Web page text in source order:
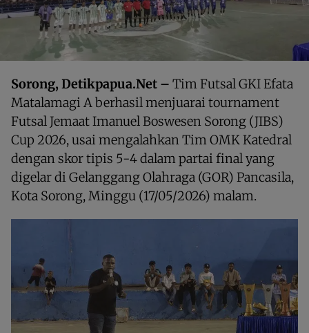
Sorong, Detikpapua.Net – Tim Futsal GKI Efata
Matalamagi A berhasil menjuarai tournament
Futsal Jemaat Imanuel Boswesen Sorong (JIBS)
Cup 2026, usai mengalahkan Tim OMK Katedral
dengan skor tipis 5-4 dalam partai final yang
digelar di Gelanggang Olahraga (GOR) Pancasila,
Kota Sorong, Minggu (17/05/2026) malam.